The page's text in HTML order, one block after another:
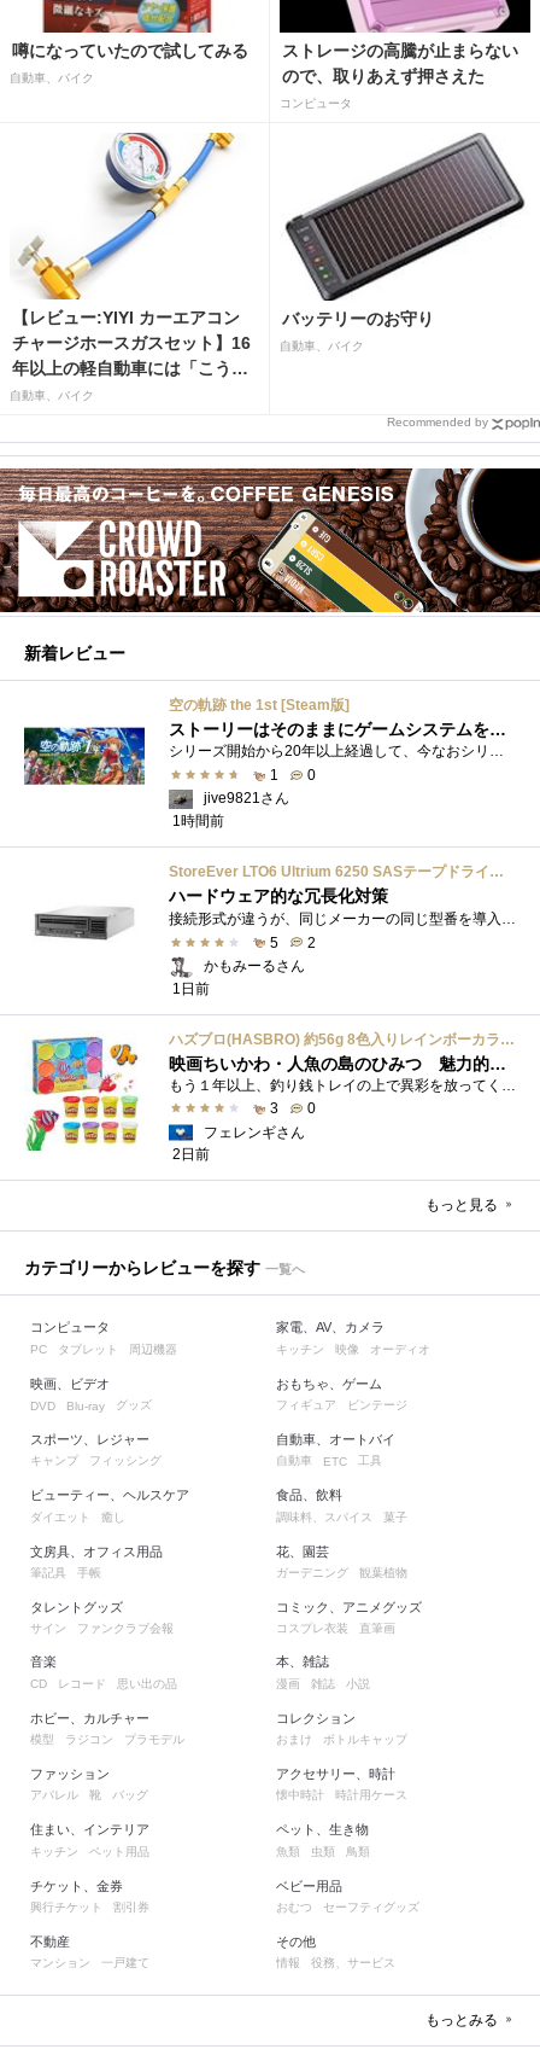
噂になっていたので試してみる
自動車、バイク
ストレージの高騰が止まらない
ので、取りあえず押さえた
コンピュータ
【レビュー:YIYI カーエアコン
チャージホースガスセット】16
年以上の軽自動車には「こうか
はばつぐんだ」が…
自動車、バイク
バッテリーのお守り
自動車、バイク
Recommended by
新着レビュー
空の軌跡 the 1st [Steam版]
ストーリーはそのままにゲームシステムを現代化
シリーズ開始から20年以上経過して、今なおシリーズの完結が見えてこない日本ファルコムのストーリーRPG、「英雄伝説軌跡シリーズ」。シリーズ...
1
0
jive9821さん
1時間前
StoreEver LTO6 Ultrium 6250 SASテープドライブ(内蔵型)
ハードウェア的な冗長化対策
5
2
かもみーるさん
1日前
ハズブロ(HASBRO) 約56g 8色入りレインボーカラーのプレイ・ドー、新学期用品、2才以上のプリスクールの子供向け、子供向けのアート&クラフト 粘土 ねんど、こどもの日、子供の日プレゼント
映画ちいかわ・人魚の島のひみつ 魅力的なビラン：セイレーンを造ってみた
3
0
フェレンギさん
2日前
もっと見る
カテゴリーからレビューを探す 一覧へ
コンピュータ
PC タブレット 周辺機器
映画、ビデオ
DVD Blu-ray グッズ
スポーツ、レジャー
キャンプ フィッシング
ビューティー、ヘルスケア
ダイエット 癒し
文房具、オフィス用品
筆記具 手帳
タレントグッズ
サイン ファンクラブ会報
家電、AV、カメラ
キッチン 映像 オーディオ
おもちゃ、ゲーム
フィギュア ビンテージ
自動車、オートバイ
自動車 ETC 工具
食品、飲料
調味料、スパイス 菓子
花、園芸
ガーデニング 観葉植物
コミック、アニメグッズ
コスプレ衣装 直筆画
音楽
CD レコード 思い出の品
ホビー、カルチャー
模型 ラジコン プラモデル
ファッション
アパレル 靴 バッグ
住まい、インテリア
キッチン ペット用品
チケット、金券
興行チケット 割引券
不動産
マンション 一戸建て
本、雑誌
漫画 雑誌 小説
コレクション
おまけ ボトルキャップ
アクセサリー、時計
懐中時計 時計用ケース
ペット、生き物
魚類 虫類 鳥類
ベビー用品
おむつ セーフティグッズ
その他
情報 役務、サービス
もっとみる